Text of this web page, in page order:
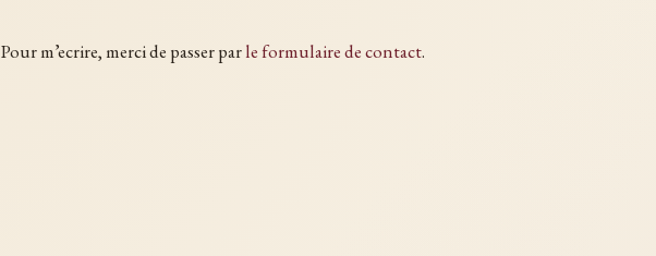
Pour m’ecrire, merci de passer parle formulaire de contact.